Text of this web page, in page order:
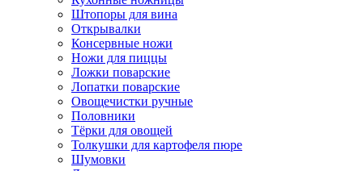
Штопоры для вина
Открывалки
Консервные ножи
Ножи для пиццы
Ложки поварские
Лопатки поварские
Овощечистки ручные
Половники
Тёрки для овощей
Толкушки для картофеля пюре
Шумовки